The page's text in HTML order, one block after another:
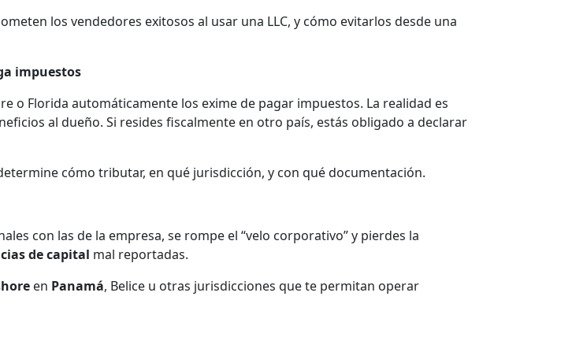
los vendedores exitosos al usar una LLC, y cómo evitarlos desde una
impuestos
o Florida automáticamente los exime de pagar impuestos. La realidad es
al dueño. Si resides fiscalmente en otro país, estás obligado a declarar
cómo tributar, en qué jurisdicción, y con qué documentación.
con las de la empresa, se rompe el “velo corporativo” y pierdes la
de capital mal reportadas.
en Panamá, Belice u otras jurisdicciones que te permitan operar